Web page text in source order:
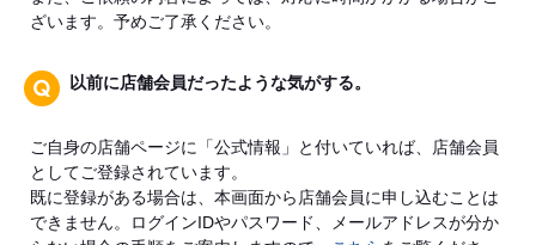
ざいます。予めご了承ください。
以前に店舗会員だったような気がする。
ご自身の店舗ページに「公式情報」と付いていれば、店舗会員
としてご登録されています。
既に登録がある場合は、本画面から店舗会員に申し込むことは
できません。ログインIDやパスワード、メールアドレスが分か